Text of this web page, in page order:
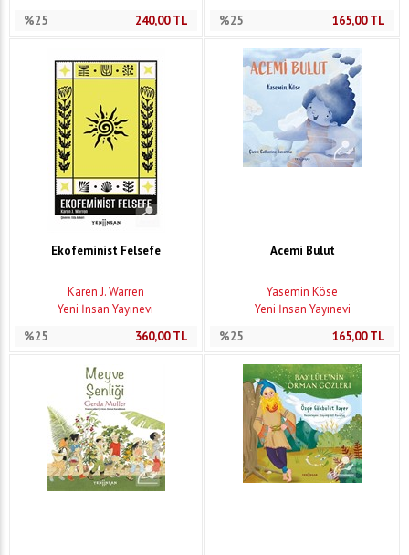
%25
240,00TL
%25
165,00TL
Ekofeminist Felsefe
Karen J. Warren
Yeni İnsan Yayınevi
%25
360,00TL
Acemi Bulut
Yasemin Köse
Yeni İnsan Yayınevi
%25
165,00TL